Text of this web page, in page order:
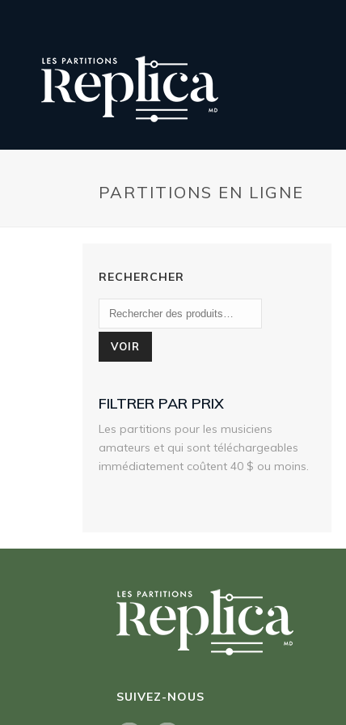
PARTITIONS EN LIGNE
RECHERCHER
VOIR
FILTRER PAR PRIX
Les partitions pour les musiciens
amateurs et qui sont téléchargeables
immédiatement coûtent 40 $ ou moins.
SUIVEZ-NOUS